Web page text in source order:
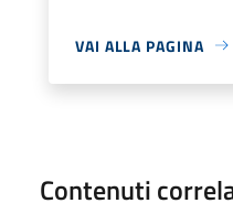
VAI ALLA PAGINA
Contenuti